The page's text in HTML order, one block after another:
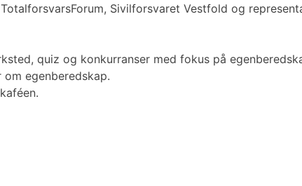
Sivilforsvaret Vestfold og
quiz og konkurranser med fokus på
egenberedskap.